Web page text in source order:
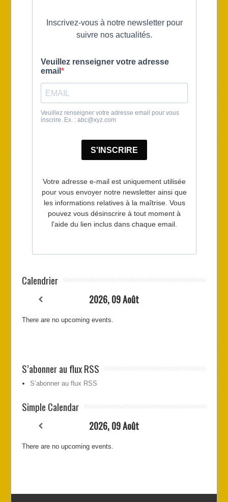
Calendrier
2026, 09 Août
There are no upcoming events.
S’abonner au flux RSS
S’abonner au flux RSS
Simple Calendar
2026, 09 Août
There are no upcoming events.